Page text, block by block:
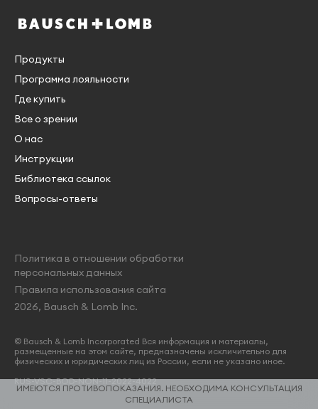
Продукты
Программа лояльности
Где купить
Все о зрении
О нас
Инструкции
Библиотека ссылок
Вопросы-ответы
Политика в отношении обработки
персональных данных
Правила использования сайта
2026, Bausch & Lomb Inc.
© Bausch & Lomb Incorporated Вся информация и материалы,
размещенные на этом сайте, предназначены искличительно для
физических и юридических лиц из России, если не указано иное.
RUS-VSC-BOD-NON-11-2022-4022
ИМЕЮТСЯ ПРОТИВОПОКАЗАНИЯ. НЕОБХОДИМА КОНСУЛЬТАЦИЯ
СПЕЦИАЛИСТА